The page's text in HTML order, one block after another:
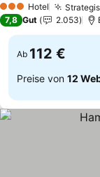
3 SterneHotel
Preise sehen
7,8 Gut 2.053
Ab 112 €
Preise von 12